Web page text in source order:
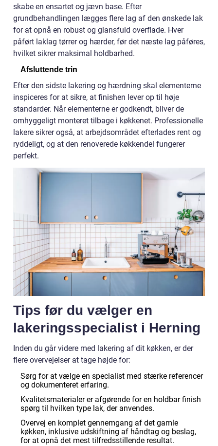
skabe en ensartet og jævn base. Efter
grundbehandlingen lægges flere lag af den ønskede lak
for at opnå en robust og glansfuld overflade. Hver
påført laklag tørrer og hærder, før det næste lag påføres,
hvilket sikrer maksimal holdbarhed.
Afsluttende trin
Efter den sidste lakering og hærdning skal elementerne
inspiceres for at sikre, at finishen lever op til høje
standarder. Når elementerne er godkendt, bliver de
omhyggeligt monteret tilbage i køkkenet. Professionelle
lakere sikrer også, at arbejdsområdet efterlades rent og
ryddeligt, og at den renoverede køkkendel fungerer
perfekt.
Tips før du vælger en
lakeringsspecialist i Herning
Inden du går videre med lakering af dit køkken, er der
flere overvejelser at tage højde for:
Sørg for at vælge en specialist med stærke referencer
og dokumenteret erfaring.
Kvalitetsmaterialer er afgørende for en holdbar finish
spørg til hvilken type lak, der anvendes.
Overvej en komplet gennemgang af det gamle
køkken, inklusive udskiftning af håndtag og beslag,
for at opnå det mest tilfredsstillende resultat.